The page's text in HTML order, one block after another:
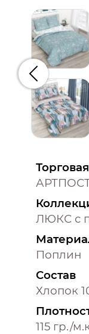
ЛЮКС с
Поплин
Состав
Хлопок
115 гр./